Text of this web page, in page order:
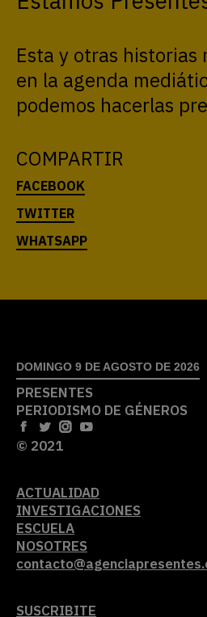
Esta y otras historias
en la agenda
podemos hacerlas
COMPARTIR
DOMINGO 9 DE AGOSTO DE 2026
PRESENTES
PERIODISMO DE GÉNEROS
© 2021
ACTUALIDAD
INVESTIGACIONES
ESCUELA
NOSOTRES
SUSCRIBITE